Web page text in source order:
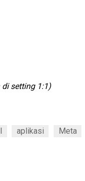
di setting 1:1)
aplikasi Meta